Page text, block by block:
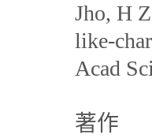
Jho, H
like-
Acad
著作